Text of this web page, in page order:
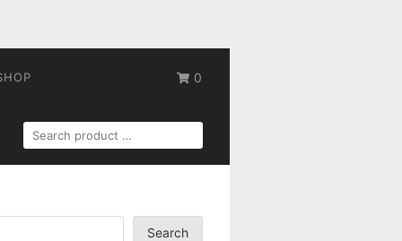
0
SEARCH
FOR:
Search